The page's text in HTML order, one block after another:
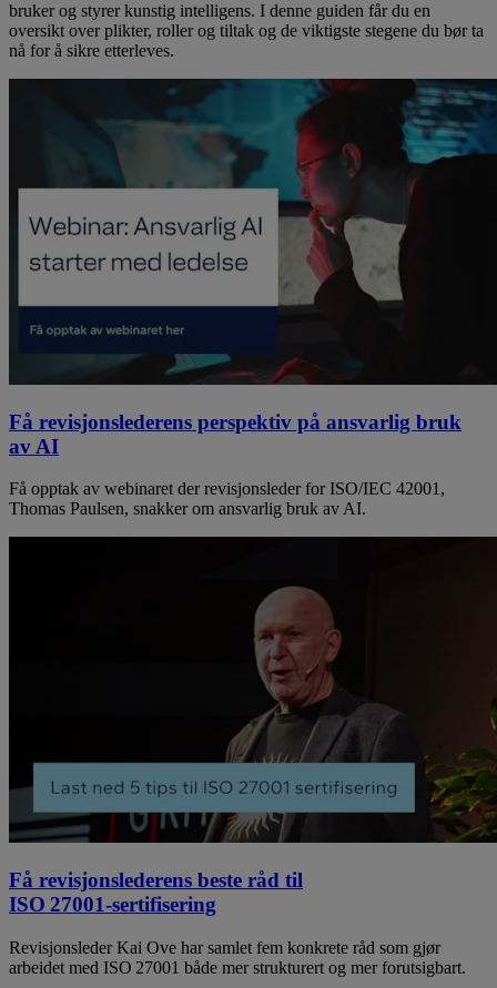
bruker og styrer kunstig intelligens. I denne guiden får du en
oversikt over plikter, roller og tiltak og de viktigste stegene du bør ta
nå for å sikre etterleves.
Få revisjonslederens perspektiv på ansvarlig bruk
av AI
Få opptak av webinaret der revisjonsleder for ISO/IEC 42001,
Thomas Paulsen, snakker om ansvarlig bruk av AI.
Få revisjonslederens beste råd til
ISO 27001‑sertifisering
Revisjonsleder Kai Ove har samlet fem konkrete råd som gjør
arbeidet med ISO 27001 både mer strukturert og mer forutsigbart.